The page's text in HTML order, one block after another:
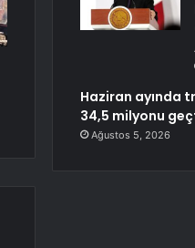
Haziran ayında
34,5 milyonu
Ağustos 5, 2026